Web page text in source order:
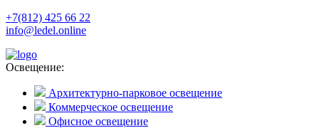
+7(812) 425 66 22
info@ledel.online
Освещение:
Архитектурно-парковое освещение
Коммерческое освещение
Офисное освещение